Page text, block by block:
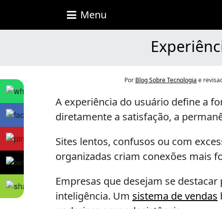
Tecnologia
Menu
Por Blog Sobre Tecnologia e
A experiência do usuário define a
diretamente a satisfação, a
Sites lentos, confusos ou com
organizadas criam conexões mais
Empresas que desejam se
inteligência. Um sistema de vendas